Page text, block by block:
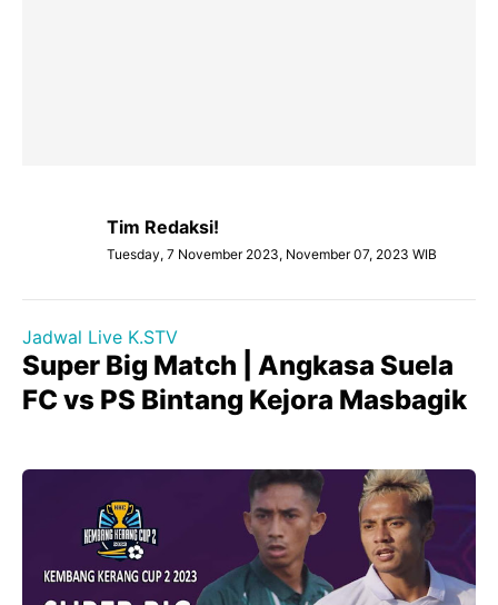
Tim Redaksi!
Tuesday, 7 November 2023, November 07, 2023 WIB
Jadwal Live K.STV
Super Big Match | Angkasa Suela
FC vs PS Bintang Kejora Masbagik